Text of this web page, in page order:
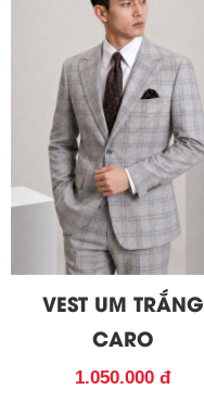
VEST UM TRẮNG
CARO
1.050.000 đ